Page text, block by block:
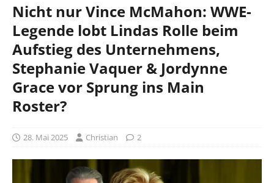
Nicht nur Vince McMahon: WWE-
Legende lobt Lindas Rolle beim
Aufstieg des Unternehmens,
Stephanie Vaquer & Jordynne
Grace vor Sprung ins Main
Roster?
28. Mai 2025 Christian 2